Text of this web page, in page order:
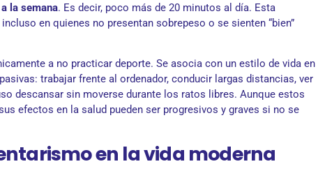
la semana. Es decir, poco más de 20 minutos al día. Esta
en quienes no presentan sobrepeso o se sienten “bien”
a no practicar deporte. Se asocia con un estilo de vida en
trabajar frente al ordenador, conducir largas distancias, ver
descansar sin moverse durante los ratos libres. Aunque estos
efectos en la salud pueden ser progresivos y graves si no se
en la vida moderna